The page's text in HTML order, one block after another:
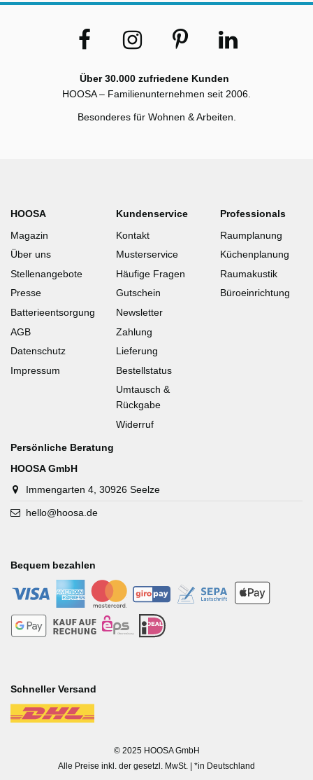
Über 30.000 zufriedene Kunden
HOOSA – Familienunternehmen seit 2006.
Besonderes für Wohnen & Arbeiten.
HOOSA
Magazin
Über uns
Stellenangebote
Presse
Batterieentsorgung
AGB
Datenschutz
Impressum
Kundenservice
Kontakt
Musterservice
Häufige Fragen
Gutschein
Newsletter
Zahlung
Lieferung
Bestellstatus
Umtausch &
Rückgabe
Widerruf
Professionals
Raumplanung
Küchenplanung
Raumakustik
Büroeinrichtung
Persönliche Beratung
HOOSA GmbH
Immengarten 4, 30926 Seelze
hello@hoosa.de
Bequem bezahlen
-
- - - -
- - - -
Schneller Versand
© 2025 HOOSA GmbH
Alle Preise inkl. der gesetzl. MwSt. | *in Deutschland